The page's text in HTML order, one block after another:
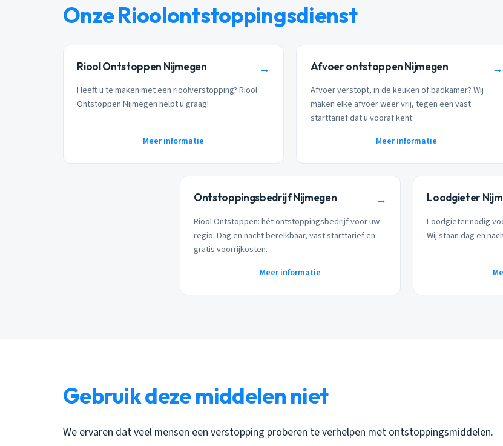
Onze Rioolontstoppingsdienst
Riool Ontstoppen Nijmegen →
Heeft u te maken met een rioolverstopping? Riool
Ontstoppen Nijmegen helpt u graag!
Meer informatie
Afvoer ontstoppen Nijmegen →
Afvoer verstopt, in de keuken of badkamer? Wij
maken elke afvoer weer vrij, tegen een vast
starttarief dat u vooraf kent.
Meer informatie
Ontstoppingsbedrijf Nijmegen →
Riool Ontstoppen: hét ontstoppingsbedrijf voor uw
regio. Dag en nacht bereikbaar, vast starttarief en
gratis voorrijkosten.
Meer informatie
Loodgieter
Loodgieter nodig
Wij staan dag en
Gebruik deze middelen niet
We ervaren dat veel mensen een verstopping proberen te verhelpen met ontstoppingsmiddelen.